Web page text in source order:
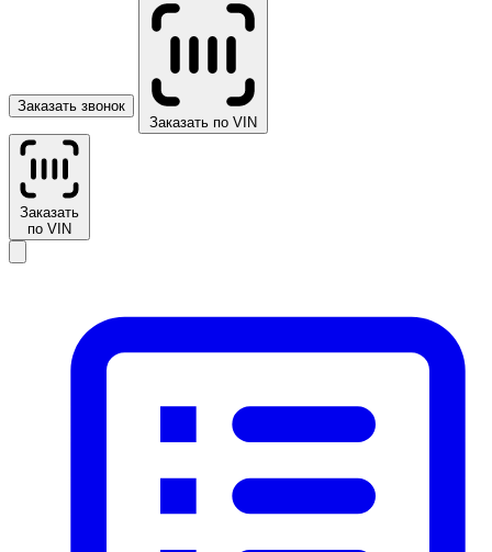
Заказать звонок
Заказать по VIN
Заказать
по VIN